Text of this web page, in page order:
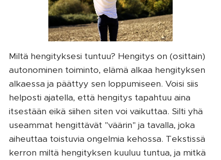
Miltä hengityksesi tuntuu? Hengitys on (osittain)
autonominen toiminto, elämä alkaa hengityksen
alkaessa ja päättyy sen loppumiseen. Voisi siis
helposti ajatella, että hengitys tapahtuu aina
itsestään eikä siihen siten voi vaikuttaa. Silti yhä
useammat hengittävät "väärin" ja tavalla, joka
aiheuttaa toistuvia ongelmia kehossa. Tekstissä
kerron miltä hengityksen kuuluu tuntua, ja mitkä